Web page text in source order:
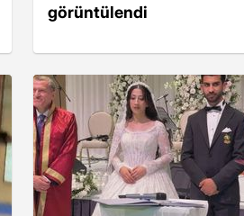
görüntülendi